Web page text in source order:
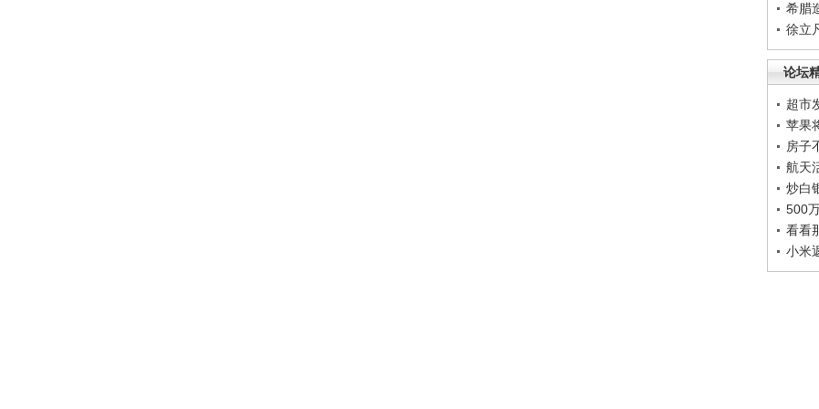
希腊
徐立
论坛
超市
苹果
房子
航天
炒白
500
看看
小米